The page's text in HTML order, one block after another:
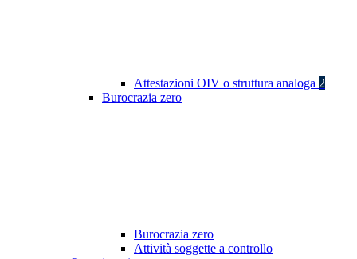
Attestazioni OIV o struttura analoga 2
Burocrazia zero
Burocrazia zero
Attività soggette a controllo